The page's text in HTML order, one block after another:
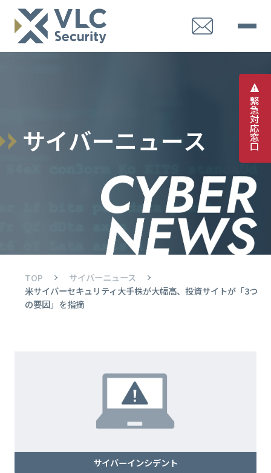
緊
急
対
応
窓
口
サイバーニュース
TOP
サイバーニュース
米サイバーセキュリティ大手株が大幅高、投資サイトが「3つ
の要因」を指摘
サイバーインシデント